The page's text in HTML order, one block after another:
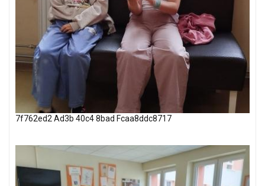
7f762ed2 Ad3b 40c4 8bad Fcaa8ddc8717